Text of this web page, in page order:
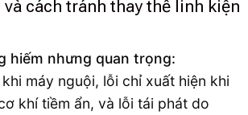
và cách tránh thay thế linh kiện
hiếm nhưng quan trọng:
máy nguội, lỗi chỉ xuất hiện khi
khí tiềm ẩn, và lỗi tái phát do